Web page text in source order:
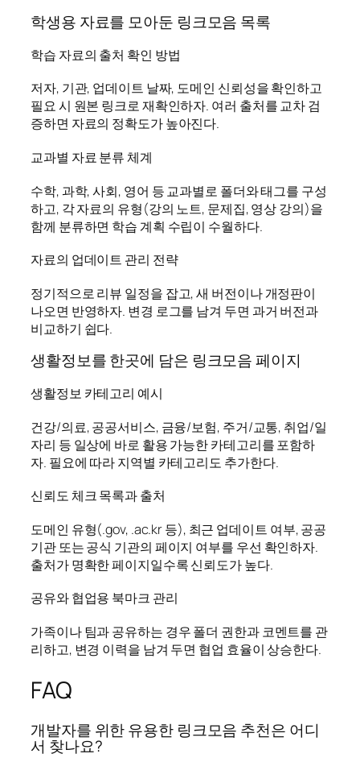
학생용 자료를 모아둔 링크모음 목록
학습 자료의 출처 확인 방법
저자, 기관, 업데이트 날짜, 도메인 신뢰성을 확인하고
필요 시 원본 링크로 재확인하자. 여러 출처를 교차 검
증하면 자료의 정확도가 높아진다.
교과별 자료 분류 체계
수학, 과학, 사회, 영어 등 교과별로 폴더와 태그를 구성
하고, 각 자료의 유형(강의 노트, 문제집, 영상 강의)을
함께 분류하면 학습 계획 수립이 수월하다.
자료의 업데이트 관리 전략
정기적으로 리뷰 일정을 잡고, 새 버전이나 개정판이
나오면 반영하자. 변경 로그를 남겨 두면 과거 버전과
비교하기 쉽다.
생활정보를 한곳에 담은 링크모음 페이지
생활정보 카테고리 예시
건강/의료, 공공서비스, 금융/보험, 주거/교통, 취업/일
자리 등 일상에 바로 활용 가능한 카테고리를 포함하
자. 필요에 따라 지역별 카테고리도 추가한다.
신뢰도 체크 목록과 출처
도메인 유형(.gov, .ac.kr 등), 최근 업데이트 여부, 공공
기관 또는 공식 기관의 페이지 여부를 우선 확인하자.
출처가 명확한 페이지일수록 신뢰도가 높다.
공유와 협업용 북마크 관리
가족이나 팀과 공유하는 경우 폴더 권한과 코멘트를 관
리하고, 변경 이력을 남겨 두면 협업 효율이 상승한다.
FAQ
개발자를 위한 유용한 링크모음 추천은 어디
서 찾나요?